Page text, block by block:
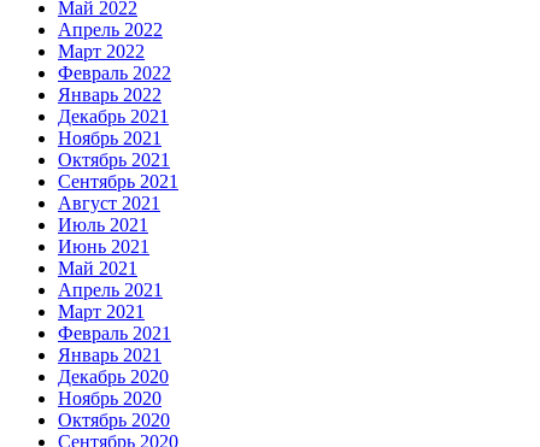
Май 2022
Апрель 2022
Март 2022
Февраль 2022
Январь 2022
Декабрь 2021
Ноябрь 2021
Октябрь 2021
Сентябрь 2021
Август 2021
Июль 2021
Июнь 2021
Май 2021
Апрель 2021
Март 2021
Февраль 2021
Январь 2021
Декабрь 2020
Ноябрь 2020
Октябрь 2020
Сентябрь 2020